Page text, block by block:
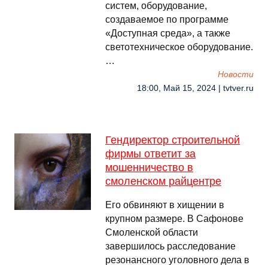
систем, оборудование,
создаваемое по программе
«Доступная среда», а также
светотехническое оборудование.
…
Новости
18:00, Май 15, 2024 | tvtver.ru
Гендиректор строительной
фирмы ответит за
мошенничество в
смоленском райцентре
Его обвиняют в хищении в
крупном размере. В Сафонове
Смоленской области
завершилось расследование
резонансного уголовного дела в